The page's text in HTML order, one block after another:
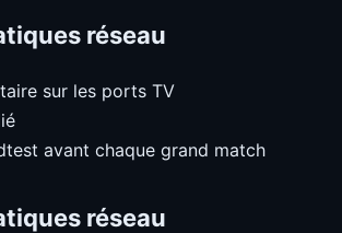
réseau
sur les ports TV
avant chaque grand match
réseau